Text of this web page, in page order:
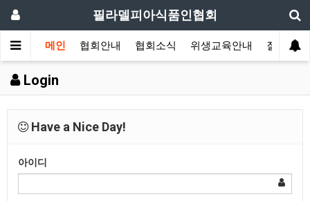
필라델피아식품인협회
메인 협회안내 협회소식 위생교육안내 질의답변
Login
Have a Nice Day!
아이디